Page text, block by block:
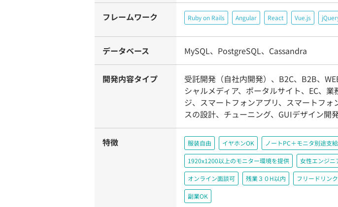
フレームワーク Ruby on Rails Angular React Vue.js
データベース MySQL、PostgreSQL、Cassandra
開発内容タイプ
受託開発（自社内開発）、B2C、B2B、
シャルメディア、ポータルサイト、EC、
ジ、スマートフォンアプリ、スマートフォ
スの設計、チューニング、GUIデザイン開
特徴 服装自由 イヤホンOK ノートPC＋モニタ別途支給
1920x1200以上のモニター環境を提供 女性エンジニ
オンライン面談可 残業３０H以内 フリードリンク
副業OK